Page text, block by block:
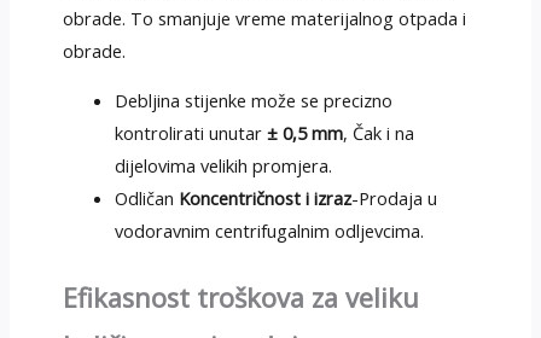
obrade. To smanjuje vreme materijalnog otpada i
obrade.
Debljina stijenke može se precizno
kontrolirati unutar± 0,5 mm, Čak i na
dijelovima velikih promjera.
Odličan Koncentričnost i izraz-Prodaja u
vodoravnim centrifugalnim odljevcima.
Efikasnost troškova za veliku